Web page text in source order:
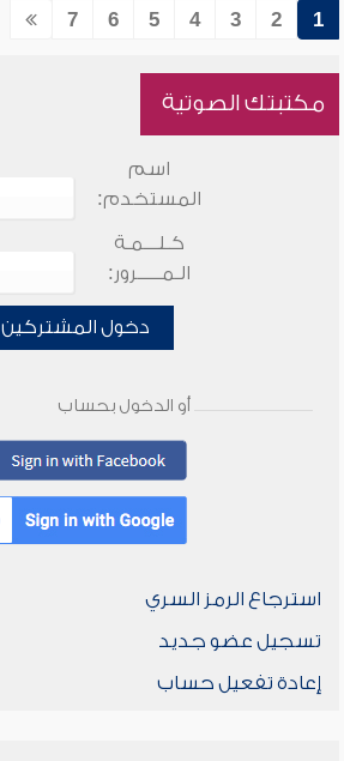
1
2
3
4
5
6
7
مكتبتك الصوتية
اسم
المستخدم:
كـلـــمـة
الـمـــــرور:
دخول المشتركين
أو الدخول بحساب
استرجاع الرمز السري
تسجيل عضو جديد
إعادة تفعيل حساب